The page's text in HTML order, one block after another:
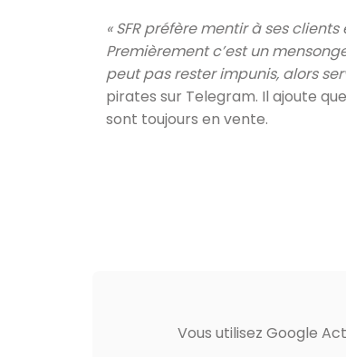
« SFR préfère mentir à ses
Premièrement c’est un
peut pas rester impunis, alors
pirates sur Telegram. Il ajoute
sont toujours en vente.
Vous utilisez Google